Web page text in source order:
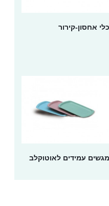
כלי אחסון-קירור
מגשים עמידים לאוטוקלב